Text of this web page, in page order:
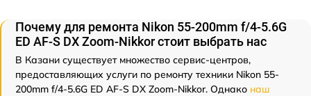
Почему для ремонта Nikon 55-200mm f/4-5.6G
ED AF-S DX Zoom-Nikkor стоит выбрать нас
В Казани существует множество сервис-центров,
предоставляющих услуги по ремонту техники Nikon 55-
200mm f/4-5.6G ED AF-S DX Zoom-Nikkor. Однако наш